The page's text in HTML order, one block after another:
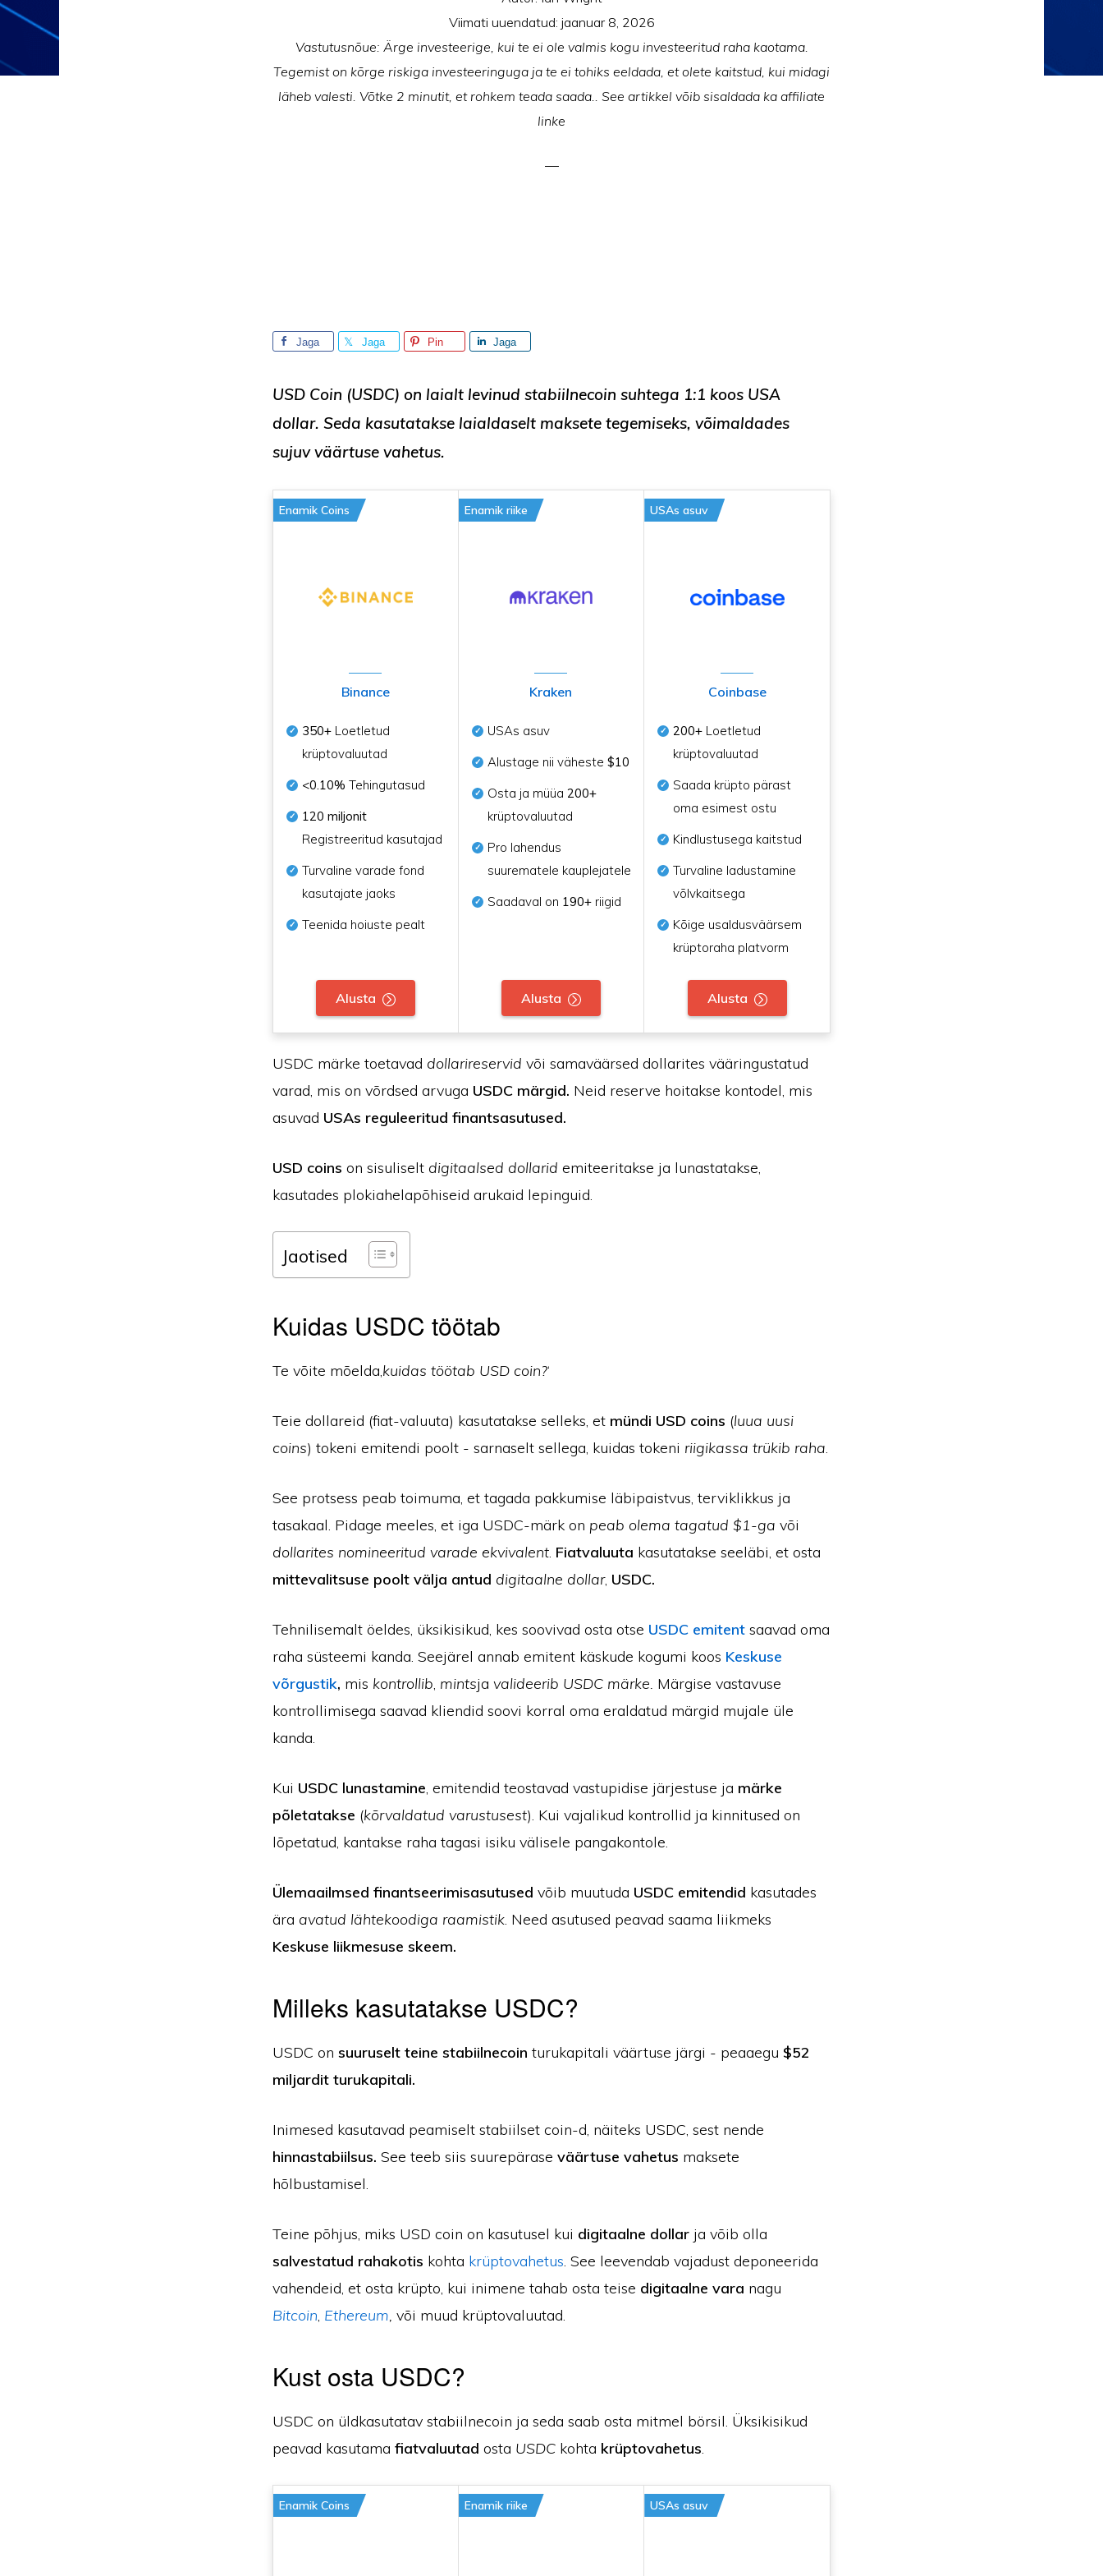
Viimati uuendatud: jaanuar 8, 2026
Vastutusnõue: Ärge investeerige, kui te ei ole valmis kogu investeeritud raha kaotama.
Tegemist on kõrge riskiga investeeringuga ja te ei tohiks eeldada, et olete kaitstud, kui midagi
läheb valesti. Võtke 2 minutit, et rohkem teada saada.. See artikkel võib sisaldada ka affiliate
linke
Jaga Jaga Pin Jaga
USD Coin (USDC) on laialt levinud stabiilnecoin suhtega 1:1 koos USA
dollar. Seda kasutatakse laialdaselt maksete tegemiseks, võimaldades
sujuv väärtuse vahetus.
Enamik Coins
Binance
350+ Loetletud
krüptovaluutad
<0.10% Tehingutasud
120 miljonit
Registreeritud kasutajad
Turvaline varade fond
kasutajate jaoks
Teenida hoiuste pealt
Alusta
Enamik riike
Kraken
USAs asuv
Alustage nii väheste $10
Osta ja müüa 200+
krüptovaluutad
Pro lahendus
suurematele kauplejatele
Saadaval on 190+riigid
Alusta
USAs asuv
Coinbase
200+ Loetletud
krüptovaluutad
Saada krüpto pärast
oma esimest ostu
Kindlustusega kaitstud
Turvaline ladustamine
võlvkaitsega
Kõige usaldusväärsem
krüptoraha platvorm
Alusta
USDC märke toetavad dollarireservid või samaväärsed dollarites vääringustatud
varad, mis on võrdsed arvuga USDC märgid. Neid reserve hoitakse kontodel, mis
asuvad USAs reguleeritud finantsasutused.
USD coins on sisuliselt digitaalsed dollarid emiteeritakse ja lunastatakse,
kasutades plokiahelapõhiseid arukaid lepinguid.
Jaotised
Kuidas USDC töötab
Te võite mõelda,kuidas töötab USD coin?‘
Teie dollareid (fiat-valuuta) kasutatakse selleks, et mündi USD coins (luua uusi
coins) tokeni emitendi poolt - sarnaselt sellega, kuidas tokeni riigikassa trükib raha.
See protsess peab toimuma, et tagada pakkumise läbipaistvus, terviklikkus ja
tasakaal. Pidage meeles, et iga USDC-märk on peab olema tagatud $1-ga või
dollarites nomineeritud varade ekvivalent. Fiatvaluuta kasutatakse seeläbi, et osta
mittevalitsuse poolt välja antud digitaalne dollar, USDC.
Tehnilisemalt öeldes, üksikisikud, kes soovivad osta otse USDC emitent saavad oma
raha süsteemi kanda. Seejärel annab emitent käskude kogumi koos Keskuse
võrgustik, mis kontrollib, mintsja valideerib USDC märke. Märgise vastavuse
kontrollimisega saavad kliendid soovi korral oma eraldatud märgid mujale üle
kanda.
Kui USDC lunastamine, emitendid teostavad vastupidise järjestuse ja märke
põletatakse (kõrvaldatud varustusest). Kui vajalikud kontrollid ja kinnitused on
lõpetatud, kantakse raha tagasi isiku välisele pangakontole.
Ülemaailmsed finantseerimisasutused võib muutuda USDC emitendid kasutades
ära avatud lähtekoodiga raamistik. Need asutused peavad saama liikmeks
Keskuse liikmesuse skeem.
Milleks kasutatakse USDC?
USDC on suuruselt teine stabiilnecoin turukapitali väärtuse järgi - peaaegu $52
miljardit turukapitali.
Inimesed kasutavad peamiselt stabiilset coin-d, näiteks USDC, sest nende
hinnastabiilsus. See teeb siis suurepärase väärtuse vahetus maksete
hõlbustamisel.
Teine põhjus, miks USD coin on kasutusel kui digitaalne dollar ja võib olla
salvestatud rahakotis kohta krüptovahetus. See leevendab vajadust deponeerida
vahendeid, et osta krüpto, kui inimene tahab osta teise digitaalne vara nagu
Bitcoin, Ethereum, või muud krüptovaluutad.
Kust osta USDC?
USDC on üldkasutatav stabiilnecoin ja seda saab osta mitmel börsil. Üksikisikud
peavad kasutama fiatvaluutad osta USDC kohta krüptovahetus.
Enamik Coins Enamik riike USAs asuv